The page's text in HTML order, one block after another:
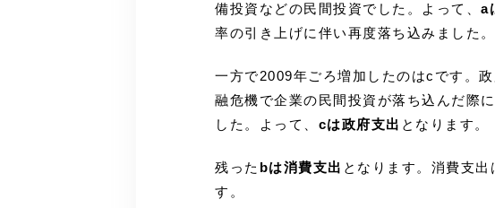
備投資などの民間投資でした。よって、 a
率の引き上げに伴い再度落ち込みました。
一方で2009年ごろ増加したのはcです。
融危機で企業の民間投資が落ち込んだ際
した。よって、 cは政府支出 となります。
残った bは消費支出 となります。消費支
す。